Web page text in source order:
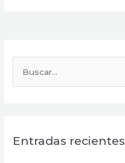
a
Entradas recientes